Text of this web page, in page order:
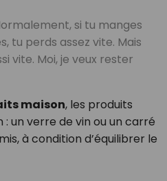
si tu manges
tu perds assez vite. Mais
vite. Moi, je veux rester
maison, les produits
un verre de vin ou un carré
à condition d’équilibrer le